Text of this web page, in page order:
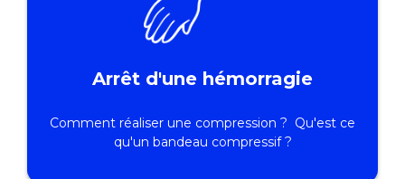
Arrêt d'une hémorragie
Comment réaliser une compression ? Qu'est ce
qu'un bandeau compressif ?